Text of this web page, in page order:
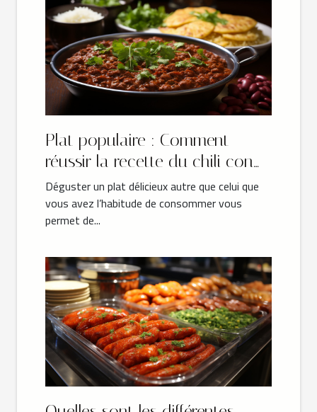
Plat populaire : Comment
réussir la recette du chili con
carne authentique ?
Déguster un plat délicieux autre que celui que
vous avez l’habitude de consommer vous
permet de...